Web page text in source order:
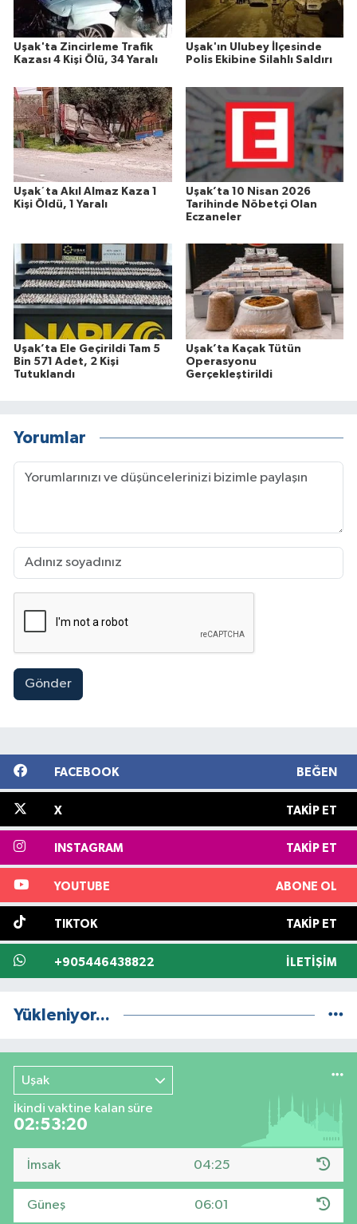
Uşak'ta Zincirleme Trafik
Kazası 4 Kişi Ölü, 34 Yaralı
Uşak'ın Ulubey İlçesinde
Polis Ekibine Silahlı Saldırı
Uşak´ta Akıl Almaz Kaza 1
Kişi Öldü, 1 Yaralı
Uşak’ta 10 Nisan 2026
Tarihinde Nöbetçi Olan
Eczaneler
Uşak’ta Ele Geçirildi Tam 5
Bin 571 Adet, 2 Kişi
Tutuklandı
Uşak’ta Kaçak Tütün
Operasyonu
Gerçekleştirildi
Yorumlar
Gönder
FACEBOOK BEĞEN
X TAKIP ET
INSTAGRAM TAKIP ET
YOUTUBE ABONE OL
TIKTOK TAKIP ET
+905446438822 İLETIŞIM
Yükleniyor...
Uşak
İkindi vaktine kalan süre
02:53:19
İmsak 04:25
Güneş 06:01